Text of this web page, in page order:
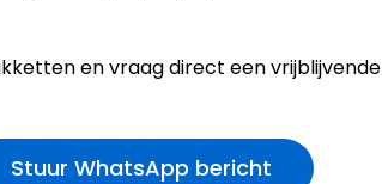
en vraag direct een vrijblijvende
Stuur WhatsApp bericht